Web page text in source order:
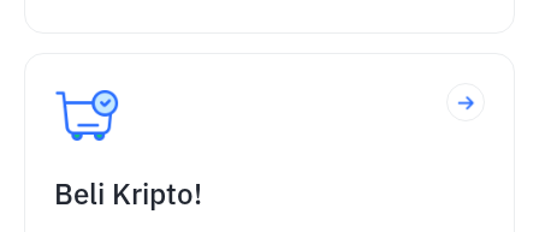
Beli Kripto!